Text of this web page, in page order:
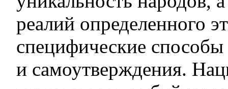
реалий определенного
специфические
и самоутверждения.